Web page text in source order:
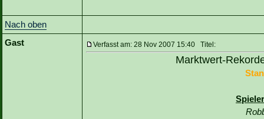
Nach oben
Gast
Verfasst am: 28 Nov 2007 15:40 Titel:
Marktwert-